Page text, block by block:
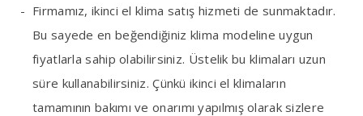
Firmamız, ikinci el klima satış hizmeti de sunmaktadır.
Bu sayede en beğendiğiniz klima modeline uygun
fiyatlarla sahip olabilirsiniz. Üstelik bu klimaları uzun
süre kullanabilirsiniz. Çünkü ikinci el klimaların
tamamının bakımı ve onarımı yapılmış olarak sizlere